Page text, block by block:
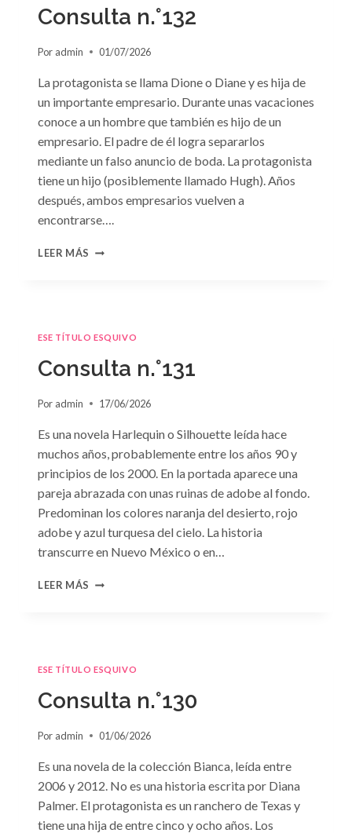
Consulta n.°132
Por admin 01/07/2026
La protagonista se llama Dione o Diane y es hija de
un importante empresario. Durante unas vacaciones
conoce a un hombre que también es hijo de un
empresario. El padre de él logra separarlos
mediante un falso anuncio de boda. La protagonista
tiene un hijo (posiblemente llamado Hugh). Años
después, ambos empresarios vuelven a
encontrarse….
LEER MÁS CONSULTA
ESE TÍTULO ESQUIVO
Consulta n.°131
Por admin 17/06/2026
Es una novela Harlequin o Silhouette leída hace
muchos años, probablemente entre los años 90 y
principios de los 2000. En la portada aparece una
pareja abrazada con unas ruinas de adobe al fondo.
Predominan los colores naranja del desierto, rojo
adobe y azul turquesa del cielo. La historia
transcurre en Nuevo México o en…
LEER MÁS CONSULTA
ESE TÍTULO ESQUIVO
Consulta n.°130
Por admin 01/06/2026
Es una novela de la colección Bianca, leída entre
2006 y 2012. No es una historia escrita por Diana
Palmer. El protagonista es un ranchero de Texas y
tiene una hija de entre cinco y ocho años. Los